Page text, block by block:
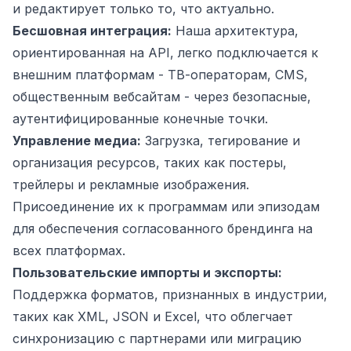
и редактирует только то, что актуально.
Бесшовная интеграция: Наша архитектура,
ориентированная на API, легко подключается к
внешним платформам - ТВ-операторам, CMS,
общественным вебсайтам - через безопасные,
аутентифицированные конечные точки.
Управление медиа: Загрузка, тегирование и
организация ресурсов, таких как постеры,
трейлеры и рекламные изображения.
Присоединение их к программам или эпизодам
для обеспечения согласованного брендинга на
всех платформах.
Пользовательские импорты и экспорты:
Поддержка форматов, признанных в индустрии,
таких как XML, JSON и Excel, что облегчает
синхронизацию с партнерами или миграцию